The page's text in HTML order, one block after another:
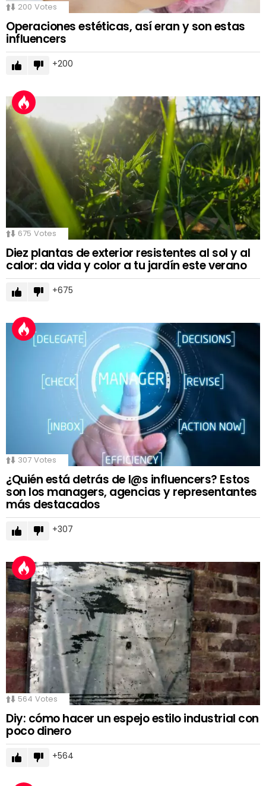
200 Votes
Operaciones estéticas, así eran y son estas
influencers
200
675 Votes
Diez plantas de exterior resistentes al sol y al
calor: da vida y color a tu jardín este verano
675
307 Votes
¿Quién está detrás de l@s influencers? Estos
son los managers, agencias y representantes
más destacados
307
564 Votes
Diy: cómo hacer un espejo estilo industrial con
poco dinero
564